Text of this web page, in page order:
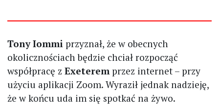
Tony Iommi przyznał, że w obecnych
okolicznościach będzie chciał rozpocząć
współpracę z Exeteremprzez internet – przy
użyciu aplikacji Zoom. Wyraził jednak nadzieję,
że w końcu uda im się spotkać na żywo.